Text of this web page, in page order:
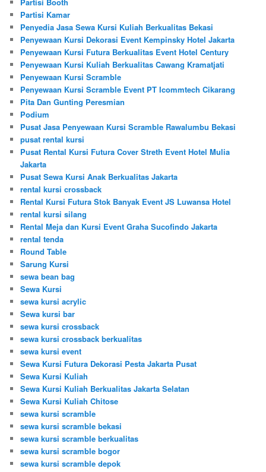
Partisi Kamar
Penyedia Jasa Sewa Kursi Kuliah Berkualitas Bekasi
Penyewaan Kursi Dekorasi Event Kempinsky Hotel Jakarta
Penyewaan Kursi Futura Berkualitas Event Hotel Century
Penyewaan Kursi Kuliah Berkualitas Cawang Kramatjati
Penyewaan Kursi Scramble
Penyewaan Kursi Scramble Event PT Icommtech Cikarang
Pita Dan Gunting Peresmian
Podium
Pusat Jasa Penyewaan Kursi Scramble Rawalumbu Bekasi
pusat rental kursi
Pusat Rental Kursi Futura Cover Streth Event Hotel Mulia
Jakarta
Pusat Sewa Kursi Anak Berkualitas Jakarta
rental kursi crossback
Rental Kursi Futura Stok Banyak Event JS Luwansa Hotel
rental kursi silang
Rental Meja dan Kursi Event Graha Sucofindo Jakarta
rental tenda
Round Table
Sarung Kursi
sewa bean bag
Sewa Kursi
sewa kursi acrylic
Sewa kursi bar
sewa kursi crossback
sewa kursi crossback berkualitas
sewa kursi event
Sewa Kursi Futura Dekorasi Pesta Jakarta Pusat
Sewa Kursi Kuliah
Sewa Kursi Kuliah Berkualitas Jakarta Selatan
Sewa Kursi Kuliah Chitose
sewa kursi scramble
sewa kursi scramble bekasi
sewa kursi scramble berkualitas
sewa kursi scramble bogor
sewa kursi scramble depok